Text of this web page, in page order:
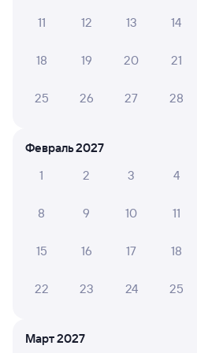
Онлайн-возврат билетов
Выбор любимых мест на
Подробные ответы на
покупке
СМС-сопровождение до
Оформление без
Частые вопросы
11 12 13 14
18 19 20 21
25 26 27 28
Февраль 2027
1
2 3 4
8 9 10 11
15 16 17 18
22 23 24 25
Март 2027